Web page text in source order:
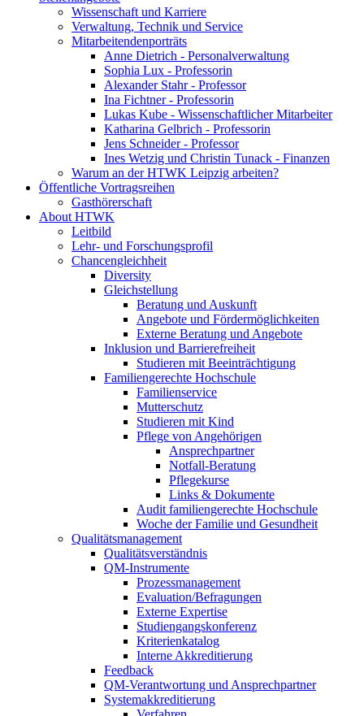
Wissenschaft und Karriere
Verwaltung, Technik und Service
Mitarbeitendenporträts
Anne Dietrich - Personalverwaltung
Sophia Lux - Professorin
Alexander Stahr - Professor
Ina Fichtner - Professorin
Lukas Kube - Wissenschaftlicher Mitarbeiter
Katharina Gelbrich - Professorin
Jens Schneider - Professor
Ines Wetzig und Christin Tunack - Finanzen
Warum an der HTWK Leipzig arbeiten?
Öffentliche Vortragsreihen
Gasthörerschaft
About HTWK
Leitbild
Lehr- und Forschungsprofil
Chancengleichheit
Diversity
Gleichstellung
Beratung und Auskunft
Angebote und Fördermöglichkeiten
Externe Beratung und Angebote
Inklusion und Barrierefreiheit
Studieren mit Beeinträchtigung
Familiengerechte Hochschule
Familienservice
Mutterschutz
Studieren mit Kind
Pflege von Angehörigen
Ansprechpartner
Notfall-Beratung
Pflegekurse
Links & Dokumente
Audit familiengerechte Hochschule
Woche der Familie und Gesundheit
Qualitätsmanagement
Qualitätsverständnis
QM-Instrumente
Prozessmanagement
Evaluation/Befragungen
Externe Expertise
Studiengangskonferenz
Kriterienkatalog
Interne Akkreditierung
Feedback
QM-Verantwortung und Ansprechpartner
Systemakkreditierung